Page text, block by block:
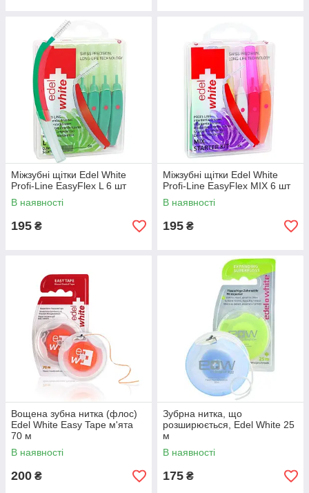
Міжзубні щітки Edel White
Profi-Line EasyFlex L 6 шт
В наявності
195 ₴
Міжзубні щітки Edel White
Profi-Line EasyFlex MIX 6 шт
В наявності
195 ₴
Вощена зубна нитка (флос)
Edel White Easy Tape м'ята
70 м
В наявності
200 ₴
Зубрна нитка, що
розширюється, Edel White 25
м
В наявності
175 ₴